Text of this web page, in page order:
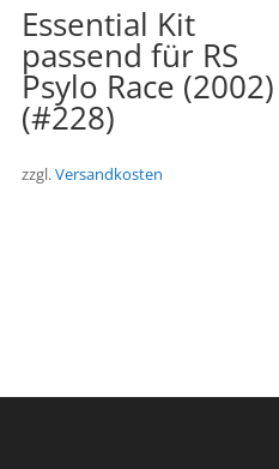
Essential Kit
passend für RS
Psylo Race (2002)
(#228)
zzgl.Versandkosten